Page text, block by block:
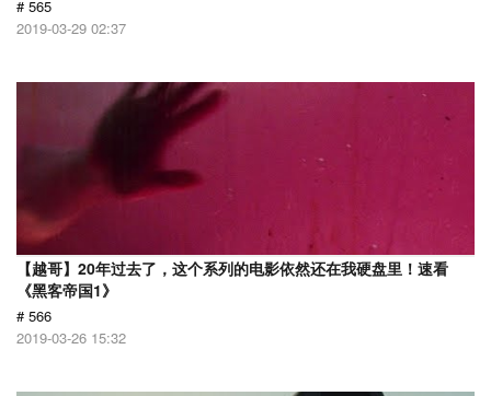
# 565
2019-03-29 02:37
【越哥】20年过去了，这个系列的电影依然还在我硬盘里！速看
《黑客帝国1》
# 566
2019-03-26 15:32